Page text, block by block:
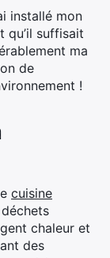
installé mon
qu’il suffisait
ma
de
!
cuisine
chaleur et
des